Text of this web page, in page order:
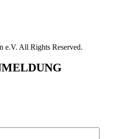
e.V. All Rights Reserved.